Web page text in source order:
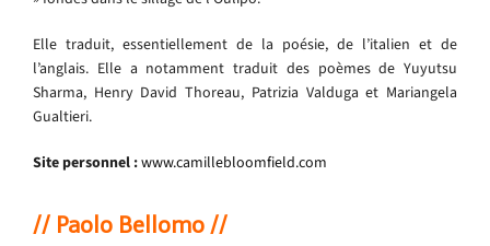
Elle traduit, essentiellement de la poésie, de l’italien et de
l’anglais. Elle a notamment traduit des poèmes de Yuyutsu
Sharma, Henry David Thoreau, Patrizia Valduga et Mariangela
Gualtieri.
Site personnel :www.camillebloomfield.com
// Paolo Bellomo //